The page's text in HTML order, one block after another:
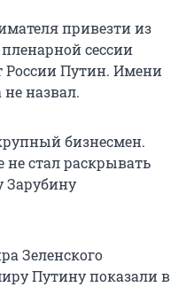
привезти из
сессии
России Путин. Имени
назвал.
бизнесмен.
не стал раскрывать
Зарубину
Зеленского
Путину показали в